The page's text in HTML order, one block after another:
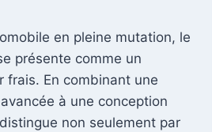
en pleine mutation, le
présente comme un
frais. En combinant une
à une conception
non seulement par